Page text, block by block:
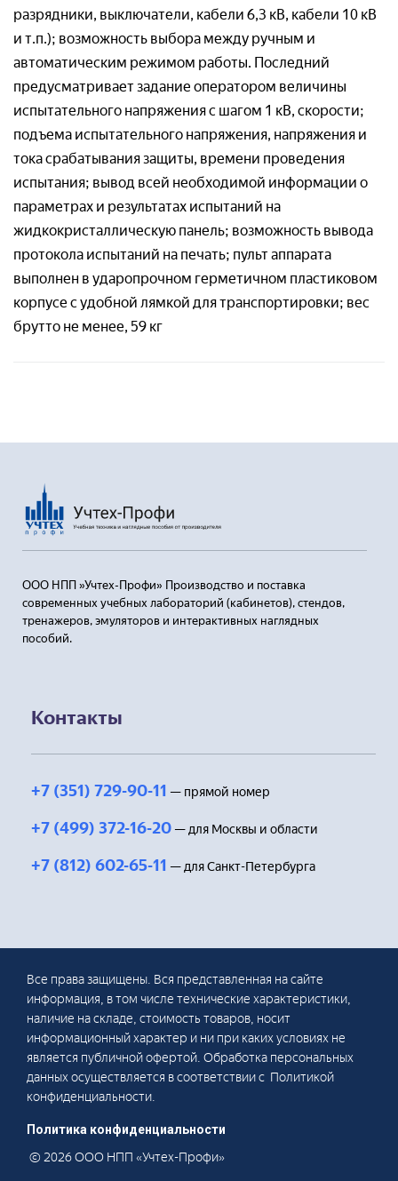
разрядники, выключатели, кабели 6,3 кВ, кабели 10 кВ
и т.п.); возможность выбора между ручным и
автоматическим режимом работы. Последний
предусматривает задание оператором величины
испытательного напряжения с шагом 1 кВ, скорости;
подъема испытательного напряжения, напряжения и
тока срабатывания защиты, времени проведения
испытания; вывод всей необходимой информации о
параметрах и результатах испытаний на
жидкокристаллическую панель; возможность вывода
протокола испытаний на печать; пульт аппарата
выполнен в ударопрочном герметичном пластиковом
корпусе с удобной лямкой для транспортировки; вес
брутто не менее, 59 кг
ООО НПП »Учтех-Профи» Производство и поставка
современных учебных лабораторий (кабинетов), стендов,
тренажеров, эмуляторов и интерактивных наглядных
пособий.
Контакты
+7 (351) 729-90-11 — прямой номер
+7 (499) 372-16-20 — для Москвы и области
+7 (812) 602-65-11 — для Санкт-Петербурга
Все права защищены. Вся представленная на сайте
информация, в том числе технические характеристики,
наличие на складе, стоимость товаров, носит
информационный характер и ни при каких условиях не
является публичной офертой. Обработка персональных
данных осуществляется в соответствии с Политикой
конфиденциальности.
Политика конфиденциальности
© 2026 ООО НПП «Учтех-Профи»